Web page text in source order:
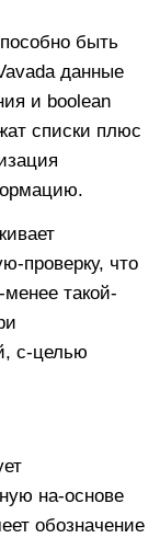
быть
данные
и boolean
списки плюс
проверку, что
такой-
с-целью
на-основе
обозначение